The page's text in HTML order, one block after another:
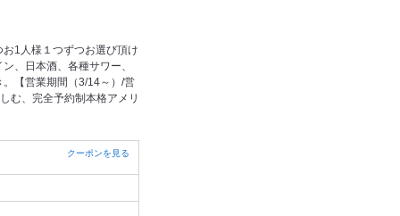
1人様１つずつお選び頂け
、日本酒、各種サワー、
【営業期間（3/14～）/営
む、完全予約制本格アメリ
クーポンを見る